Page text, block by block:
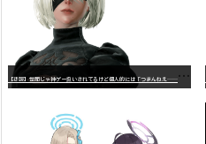
【
悲報】世間じゃ神ゲー扱いされてるけど個人的には「つまんねえ……」と思ったゲーム挙げてけ